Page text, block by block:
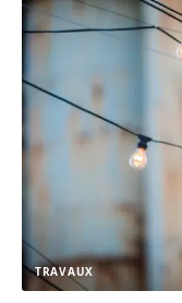
TRAVAUX